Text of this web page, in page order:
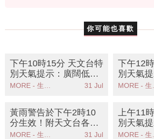
你可能也喜歡
下午10時15分 天文台特
別天氣提示：廣闊低壓
槽帶來雷雨天氣市民需
MORE - 生活品味 31 Jul
下午12
別天氣
出強陣
黃雨警告於下午2時10
分生效！附天文台各區
雨量分佈圖
31 Jul
上午11
別天氣
告強雷